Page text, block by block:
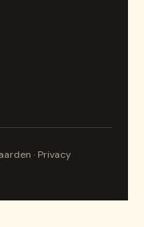
· Privacy